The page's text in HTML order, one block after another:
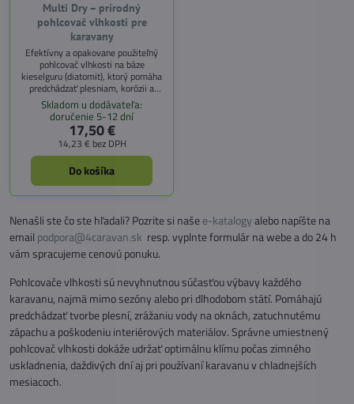
Multi Dry – prírodný
pohlcovač vlhkosti pre
karavany
Efektívny a opakovane použiteľný
pohlcovač vlhkosti na báze
kieselguru (diatomit), ktorý pomáha
predchádzať plesniam, korózii a
zatuchnutému zápachu. Vhodný do
karavanov, obytných vozidiel, lodí,
pivníc, kúpeľní, šatníkov či dielní.
Skladom u dodávateľa:
doručenie 5-12 dní
17,50 €
14,23 € bez DPH
Do košíka
Nenašli ste čo ste hľadali? Pozrite si našee-katalogyalebo napíšte na
email podpora@4caravan.sk resp. vyplnte formulár na webe a do 24 h
vám spracujeme cenovú ponuku.
Pohlcovače vlhkosti sú nevyhnutnou súčasťou výbavy každého
karavanu, najmä mimo sezóny alebo pri dlhodobom státí. Pomáhajú
predchádzať tvorbe plesní, zrážaniu vody na oknách, zatuchnutému
zápachu a poškodeniu interiérových materiálov. Správne umiestnený
pohlcovač vlhkosti dokáže udržať optimálnu klímu počas zimného
uskladnenia, daždivých dní aj pri používaní karavanu v chladnejších
mesiacoch.